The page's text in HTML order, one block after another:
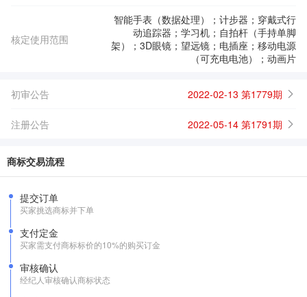
核定使用范围
智能手表（数据处理）；计步器；穿戴式行
动追踪器；学习机；自拍杆（手持单脚
架）；3D眼镜；望远镜；电插座；移动电源
（可充电电池）；动画片
初审公告 2022-02-13 第1779期
注册公告 2022-05-14 第1791期
商标交易流程
提交订单
买家挑选商标并下单
支付定金
买家需支付商标标价的10%的购买订金
审核确认
经纪人审核确认商标状态